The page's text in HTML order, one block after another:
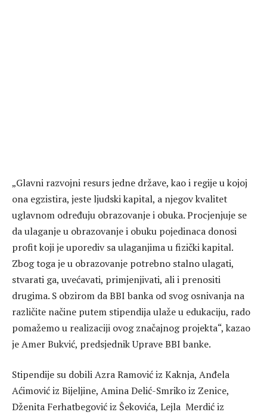
„Glavni razvojni resurs jedne države, kao i regije u kojoj
ona egzistira, jeste ljudski kapital, a njegov kvalitet
uglavnom određuju obrazovanje i obuka. Procjenjuje se
da ulaganje u obrazovanje i obuku pojedinaca donosi
profit koji je uporediv sa ulaganjima u fizički kapital.
Zbog toga je u obrazovanje potrebno stalno ulagati,
stvarati ga, uvećavati, primjenjivati, ali i prenositi
drugima. S obzirom da BBI banka od svog osnivanja na
različite načine putem stipendija ulaže u edukaciju, rado
pomažemo u realizaciji ovog značajnog projekta“, kazao
je Amer Bukvić, predsjednik Uprave BBI banke.
Stipendije su dobili Azra Ramović iz Kaknja, Anđela
Aćimović iz Bijeljine, Amina Delić-Smriko iz Zenice,
Dženita Ferhatbegović iz Šekovića, Lejla Merdić iz